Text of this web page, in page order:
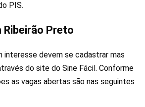
PIS.
Ribeirão Preto
interesse devem se cadastrar mas
do site do Sine Fácil. Conforme
as vagas abertas são nas seguintes